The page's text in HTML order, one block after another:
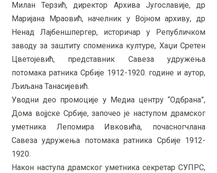
Милан Терзић, директор Архива Југославије, др
Маријана Мраовић, начелник у Војном архиву, др
Ненад Лајбеншпергер, историчар у Републичком
заводу за заштиту споменика културе, Хаџи Сретен
Цветојевић, представник Савеза удружења
потомака ратника Србије 1912-1920. године и аутор,
Љиљана Танасијевић.
Уводни део промоције у Медиа центру “Одбрана”,
Дома војјске Србије, започео је наступом драмског
уметника Лепомира Ивковића, почасногчлана
Савеза удружења потомака ратника Србије 1912-
1920.
Након наступа драмског уметника секретар СУПРС,